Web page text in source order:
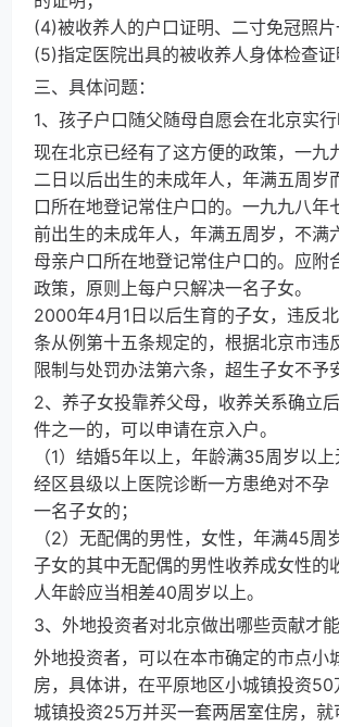
(4)被收养人的户口证明、二寸免冠照片
(5)指定医院出具的被收养人身体检查证
三、具体问题：
1、孩子户口随父随母自愿会在北京实
现在北京已经有了这方便的政策，一九
二日以后出生的未成年人，年满五周岁
口所在地登记常住户口的。一九九八年
前出生的未成年人，年满五周岁，不满
母亲户口所在地登记常住户口的。应附
政策，原则上每户只解决一名子女。
2000年4月1日以后生育的子女，违反
条从例第十五条规定的，根据北京市违
限制与处罚办法第六条，超生子女不予
2、养子女投靠养父母，收养关系确立
件之一的，可以申请在京入户。
（1）结婚5年以上，年龄满35周岁以
经区县级以上医院诊断一方患绝对不孕
一名子女的；
（2）无配偶的男性，女性，年满45周
子女的其中无配偶的男性收养成女性的
人年龄应当相差40周岁以上。
3、外地投资者对北京做出哪些贡献才
外地投资者，可以在本市确定的市点小
房，具体讲，在平原地区小城镇投资
城镇投资25万并买一套两居室住房，就